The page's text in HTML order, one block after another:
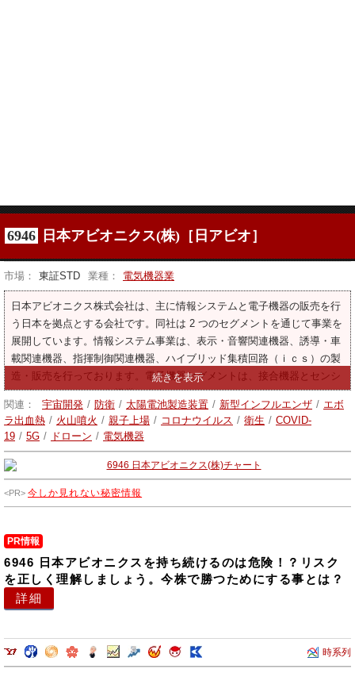
6946 日本アビオニクス(株)［日アビオ］
市場： 東証STD 業種： 電気機器業
日本アビオニクス株式会社は、主に情報システムと電子機器の販売を行
う日本を拠点とする会社です。同社は 2 つのセグメントを通じて事業を
展開しています。情報システム事業は、表示・音響関連機器、誘導・車
載関連機器、指揮制御関連機器、ハイブリッド集積回路（ｉｃｓ）の製
造・販売を行っております。電子機器セグメントは、接合機器とセンシ
ングソリューションを提供します。
関連：
宇宙開発 / 防衛 / 太陽電池製造装置 / 新型インフルエンザ / エボ
ラ出血熱 / 火山噴火 / 親子上場 / コロナウイルス / 衛生 / COVID-
19 / 5G / ドローン / 電気機器
今しか見れない秘密情報
PR情報
6946 日本アビオニクスを持ち続けるのは危険！？リスク
を正しく理解しましょう。今株で勝つためにする事とは？
詳細
時系列